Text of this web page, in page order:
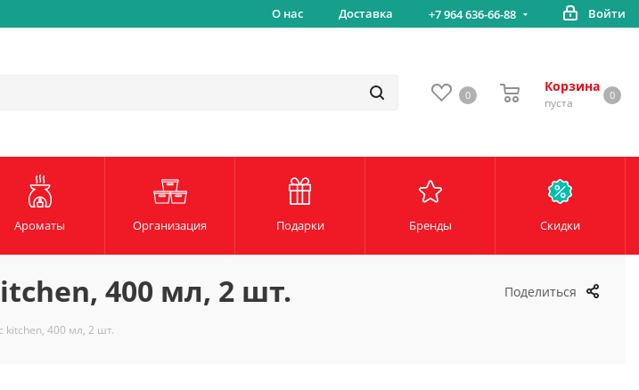
О нас Доставка +7 964 636-66-88 Войти
0
Корзина
пуста
0
Ароматы Организация Подарки Бренды Скидки
Поделиться
400 мл, 2 шт.
kitchen, 400 мл, 2 шт.